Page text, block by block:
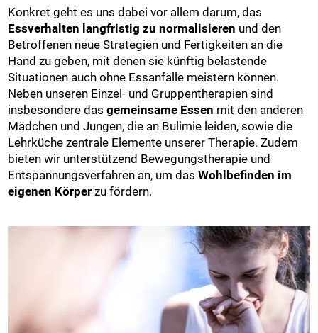
Konkret geht es uns dabei vor allem darum, das
Essverhalten langfristig zu normalisieren und den
Betroffenen neue Strategien und Fertigkeiten an die
Hand zu geben, mit denen sie künftig belastende
Situationen auch ohne Essanfälle meistern können.
Neben unseren Einzel- und Gruppentherapien sind
insbesondere dasgemeinsame Essen mit den anderen
Mädchen und Jungen, die an Bulimie leiden, sowie die
Lehrküche zentrale Elemente unserer Therapie. Zudem
bieten wir unterstützend Bewegungstherapie und
Entspannungsverfahren an, um dasWohlbefinden im
eigenen Körper zu fördern.